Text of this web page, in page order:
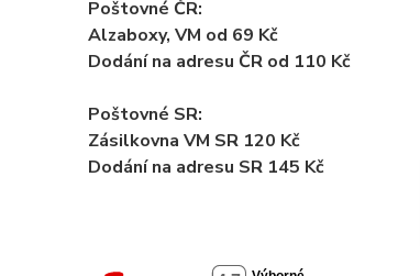
Poštovné ČR:
Alzaboxy, VM od 69 Kč
Dodání na adresu ČR od 110 Kč
Poštovné SR:
Zásilkovna VM SR 120 Kč
Dodánína adresu SR 145 Kč